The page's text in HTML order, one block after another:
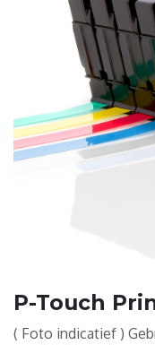
P-Touch
( Foto indicatief )